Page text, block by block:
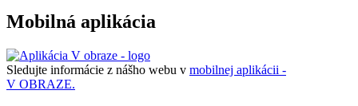
Mobilná aplikácia
Sledujte informácie z nášho webu v mobilnej aplikácii -
V OBRAZE.